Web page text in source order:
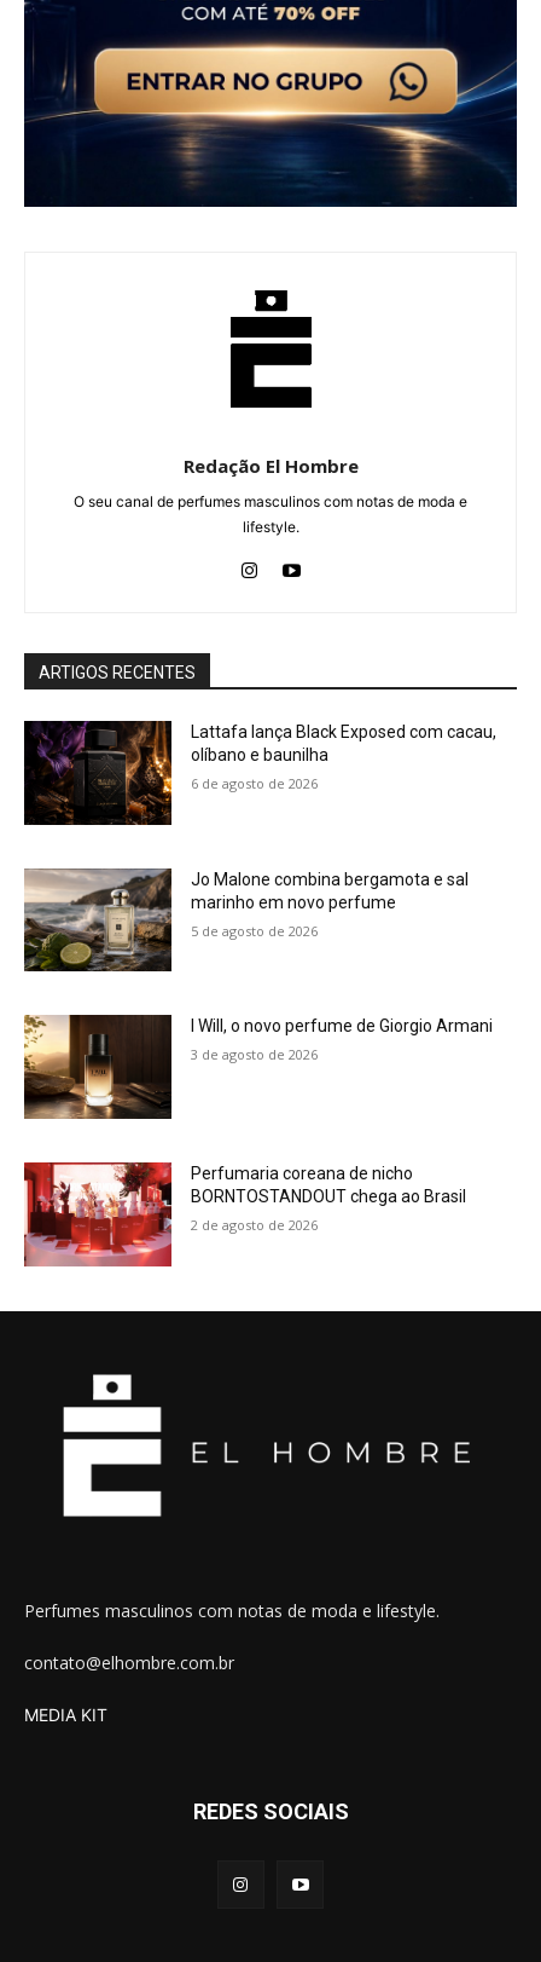
Redação El Hombre
O seu canal de perfumes masculinos com notas de moda e
lifestyle.
ARTIGOS RECENTES
Lattafa lança Black Exposed com cacau,
olíbano e baunilha
6 de agosto de 2026
Jo Malone combina bergamota e sal
marinho em novo perfume
5 de agosto de 2026
I Will, o novo perfume de Giorgio Armani
3 de agosto de 2026
Perfumaria coreana de nicho
BORNTOSTANDOUT chega ao Brasil
2 de agosto de 2026
Perfumes masculinos com notas de moda e lifestyle.
contato@elhombre.com.br
MEDIA KIT
REDES SOCIAIS